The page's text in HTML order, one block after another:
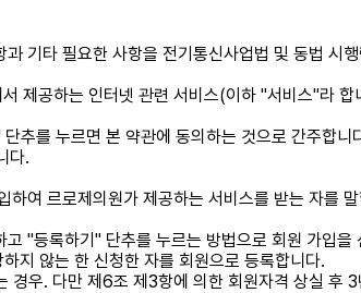
기타 필요한 사항을 전기통신사업법 및 동법 시
공하는 인터넷 관련 서비스(이하 "서비스"라 합
를 누르면 본 약관에 동의하는 것으로 간주합
다.
여 르로제의원가 제공하는 서비스를 받는 자를
"등록하기" 단추를 누르는 방법으로 회원 가입을
지 않는 한 신청한 자를 회원으로 등록합니다.
우. 다만 제6조 제3항에 의한 회원자격 상실 후